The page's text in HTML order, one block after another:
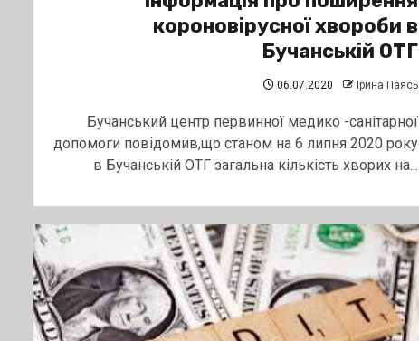
короновірусної хвороби в
Бучанській ОТГ
06.07.2020 Ірина Паясь
Бучанський центр первинної медико -санітарної
допомоги повідомив,що станом на 6 липня 2020 року
в Бучанській ОТГ загальна кількість хворих на...